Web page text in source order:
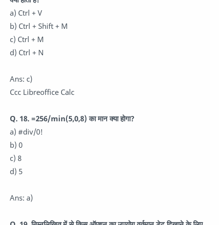
a) Ctrl + V
b) Ctrl + Shift + M
c) Ctrl + M
d) Ctrl + N
Ans: c)
Ccc Libreoffice Calc
Q. 18. =256/min(5,0,8) का मान क्या होगा?
a) #div/0!
b) 0
c) 8
d) 5
Ans: a)